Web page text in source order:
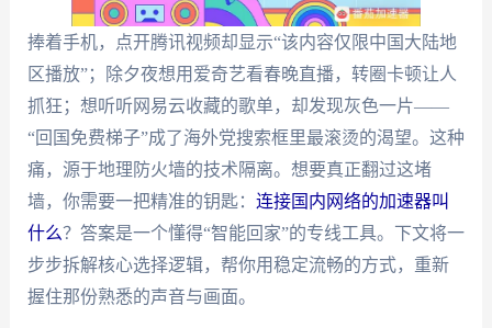
捧着手机，点开腾讯视频却显示“该内容仅限中国大陆地
区播放”；除夕夜想用爱奇艺看春晚直播，转圈卡顿让人
抓狂；想听听网易云收藏的歌单，却发现灰色一片——
“回国免费梯子”成了海外党搜索框里最滚烫的渴望。这种
痛，源于地理防火墙的技术隔离。想要真正翻过这堵
墙，你需要一把精准的钥匙： 连接国内网络的加速器叫
什么？答案是一个懂得“智能回家”的专线工具。下文将一
步步拆解核心选择逻辑，帮你用稳定流畅的方式，重新
握住那份熟悉的声音与画面。